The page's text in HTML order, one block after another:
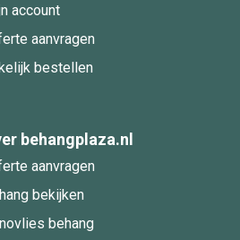
account
aanvragen
bestellen
behangplaza.nl
aanvragen
bekijken
behang